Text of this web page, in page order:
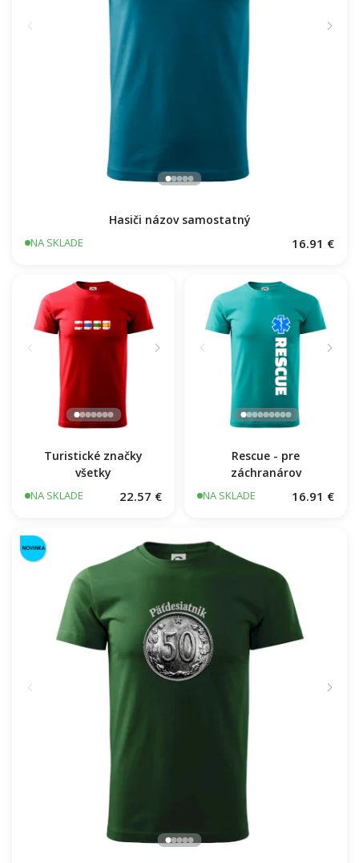
Hasiči názov samostatný
NA SKLADE 16.91 €
Turistické značky
všetky
NA SKLADE 22.57 €
Rescue - pre
záchranárov
NA SKLADE 16.91 €